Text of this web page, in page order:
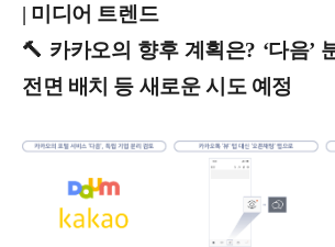
| 미디어 트렌드
🔨 카카오의 향후 계획은? ‘다음’
전면 배치 등 새로운 시도 예정